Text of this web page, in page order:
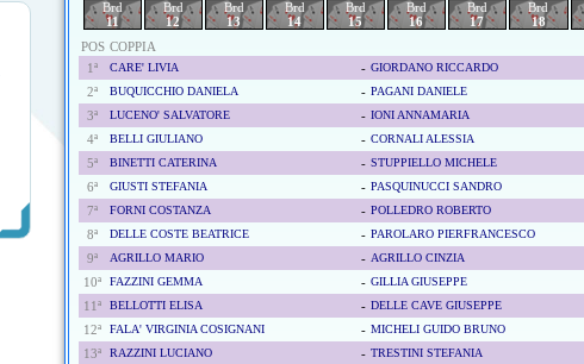
Brd
11
Brd
12
Brd
13
Brd
14
Brd
15
Brd
16
Brd
17
Brd
18
POS COPPIA
1ª
CARE' LIVIA - GIORDANO RICCARDO
2ª
BUQUICCHIO DANIELA - PAGANI DANIELE
3ª
LUCENO' SALVATORE - IONI ANNAMARIA
4ª
BELLI GIULIANO - CORNALI ALESSIA
5ª
BINETTI CATERINA - STUPPIELLO MICHELE
6ª
GIUSTI STEFANIA - PASQUINUCCI SANDRO
7ª
FORNI COSTANZA - POLLEDRO ROBERTO
8ª
DELLE COSTE BEATRICE - PAROLARO PIERFRANCESCO
9ª
AGRILLO MARIO - AGRILLO CINZIA
10ª
FAZZINI GEMMA - GILLIA GIUSEPPE
11ª
BELLOTTI ELISA - DELLE CAVE GIUSEPPE
12ª
FALA' VIRGINIA COSIGNANI - MICHELI GUIDO BRUNO
13ª
RAZZINI LUCIANO - TRESTINI STEFANIA